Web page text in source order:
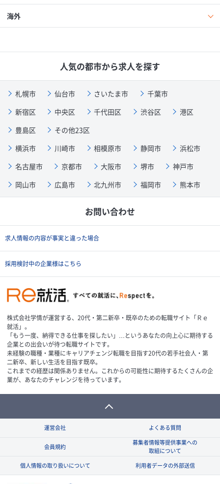
海外
人気の都市から求人を探す
札幌市 仙台市 さいたま市
千葉市
新宿区
中央区 千代田区 渋谷区
港区
豊島区
その他23区
横浜市
川崎市 相模原市 静岡市
浜松市
名古屋市
京都市 大阪市 堺市
神戸市
岡山市
広島市 北九州市 福岡市 熊本市
お問い合わせ
求人情報の内容が事実と違った場合
採用検討中の企業様はこちら
株式会社学情が運営する、20代・第二新卒・既卒のための転職サイト「Ｒｅ
就活」。
「もう一度、納得できる仕事を探したい」…というあなたの向上心に期待する
企業との出会いが待つ転職サイトです。
未経験の職種・業種にキャリアチェンジ転職を目指す20代の若手社会人・第
二新卒、新しい生活を目指す既卒。
これまでの経歴は関係ありません。これからの可能性に期待するたくさんの企
業が、あなたのチャレンジを待っています。
運営会社 よくある質問
会員規約
募集者情報等提供事業への
取組について
個人情報の取り扱いについて
利用者データの外部送信